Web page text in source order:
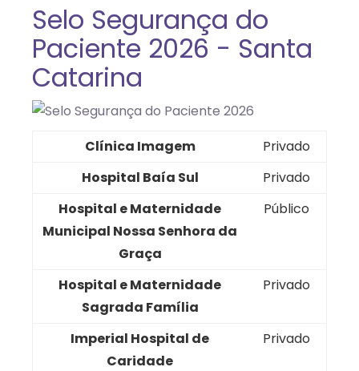
Selo Segurança do
Paciente 2026 - Santa
Catarina
Clínica Imagem
Privado
Hospital Baía Sul
Privado
Hospital e Maternidade
Municipal Nossa Senhora da
Graça
Público
Hospital e Maternidade
Sagrada Família
Privado
Imperial Hospital de
Caridade
Privado